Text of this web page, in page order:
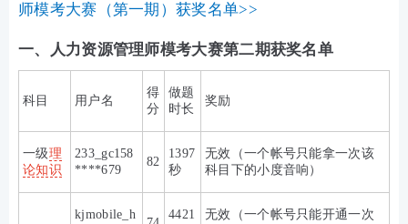
师模考大赛（第一期）获奖名单>>
一、人力资源管理师模考大赛第二期获奖名单
科目 用户名
得
分
做题
时长
奖励
一级理
论知识
233_gc158
****679
82
1397
秒
无效（一个帐号只能拿一次该
科目下的小度音响）
kjmobile_h
4421
无效（一个帐号只能开通一次